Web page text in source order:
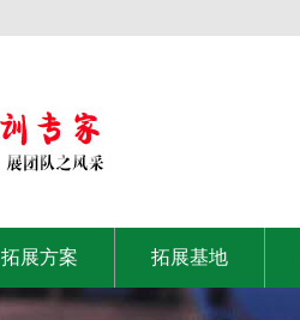
拓展方案 拓展基地